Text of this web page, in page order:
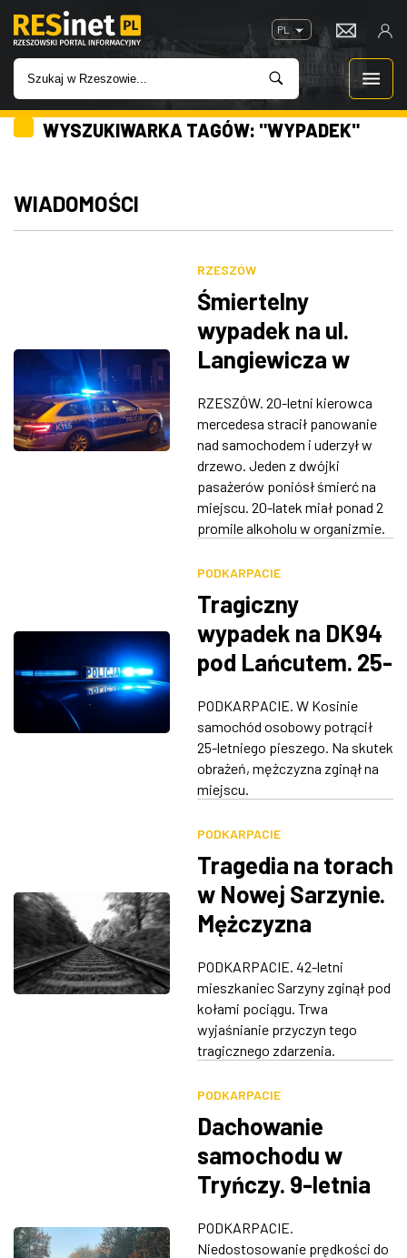
PL
WIADOMOŚCI
INWESTYCJE
GASTRONOMIA
ZDJĘCIA
WYSZUKIWARKA TAGÓW: "WYPADEK"
WIADOMOŚCI
RZESZÓW
Śmiertelny
wypadek na ul.
Langiewicza w
wjechało w
drzewo, kierowca
był pijany
RZESZÓW. 20-letni kierowca
mercedesa stracił panowanie
nad samochodem i uderzył w
drzewo. Jeden z dwójki
pasażerów poniósł śmierć na
miejscu. 20-latek miał ponad 2
promile alkoholu w organizmie.
PODKARPACIE
Tragiczny
wypadek na DK94
pod Lańcutem. 25-
miejscu
PODKARPACIE. W Kosinie
samochód osobowy potrącił
25-letniego pieszego. Na skutek
obrażeń, mężczyzna zginął na
miejscu.
PODKARPACIE
Tragedia na torach
w Nowej Sarzynie.
Mężczyzna
potrącony przez
pociąg
PODKARPACIE. 42-letni
mieszkaniec Sarzyny zginął pod
kołami pociągu. Trwa
wyjaśnianie przyczyn tego
tragicznego zdarzenia.
PODKARPACIE
Dachowanie
samochodu w
Tryńczy. 9-letnia
trafiła do szpitala
PODKARPACIE.
Niedostosowanie prędkości do